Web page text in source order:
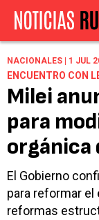
NACIONALES | 1 JUL
ENCUENTRO CON
Milei
para
orgánica
El Gobierno
para reformar el
reformas